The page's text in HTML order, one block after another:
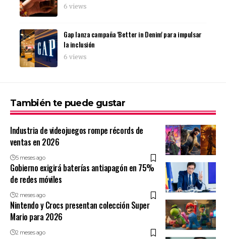
6 views
Gap lanza campaña 'Better in Denim' para impulsar
la inclusión
6 views
También te puede gustar
Industria de videojuegos rompe récords de
ventas en 2026
5 meses ago
Gobierno exigirá baterías antiapagón en 75%
de redes móviles
2 meses ago
Nintendo y Crocs presentan colección Super
Mario para 2026
2 meses ago